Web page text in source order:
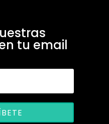
tu email